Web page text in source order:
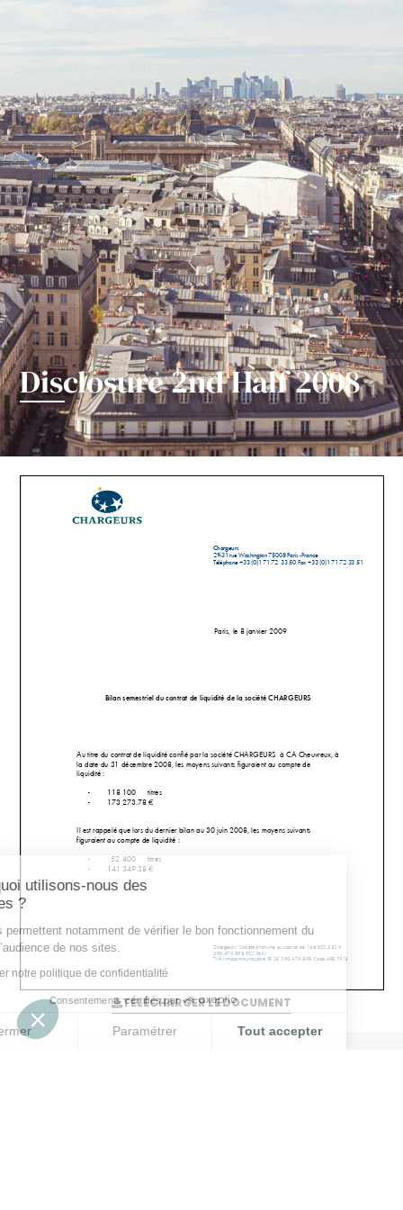
Pourquoi utilisons-nous des
cookies ?
Ils nous permettent notamment de vérifier le
bon fonctionnement du site et l’audience de
nos sites.
Consulter notre politique de confidentialité
Consentements certifiés par
Fermer Paramétrer Tout accepter
Disclosure 2nd Half 2008
TÉLÉCHARGER LE DOCUMENT